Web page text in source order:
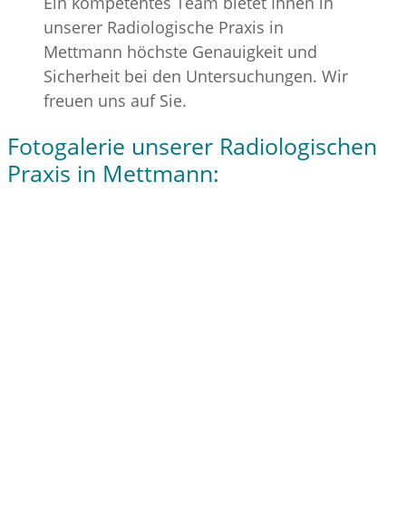
unserer Radiologische Praxis in
Mettmann höchste Genauigkeit und
Sicherheit bei den Untersuchungen. Wir
freuen uns auf Sie.
Fotogalerie unserer Radiologischen
Praxis in Mettmann: